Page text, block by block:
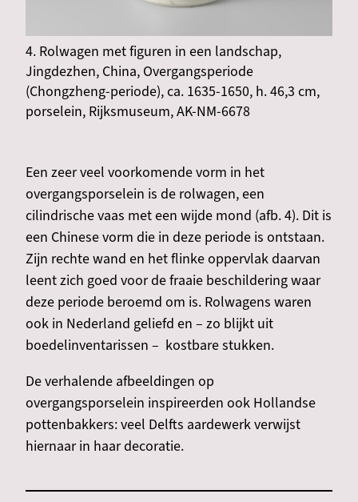
4. Rolwagen met figuren in een landschap,
Jingdezhen, China, Overgangsperiode
(Chongzheng-periode), ca. 1635-1650, h. 46,3 cm,
porselein, Rijksmuseum, AK-NM-6678
Een zeer veel voorkomende vorm in het
overgangsporselein is de rolwagen, een
cilindrische vaas met een wijde mond (afb. 4). Dit is
een Chinese vorm die in deze periode is ontstaan.
Zijn rechte wand en het flinke oppervlak daarvan
leent zich goed voor de fraaie beschildering waar
deze periode beroemd om is. Rolwagens waren
ook in Nederland geliefd en – zo blijkt uit
boedelinventarissen – kostbare stukken.
De verhalende afbeeldingen op
overgangsporselein inspireerden ook Hollandse
pottenbakkers: veel Delfts aardewerk verwijst
hiernaar in haar decoratie.